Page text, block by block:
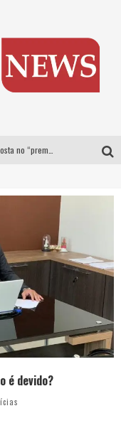
Proibida anuncia retorno da Puro Malte Extra e consolida trajetória de democratização cervejeira no Brasil
é devido?